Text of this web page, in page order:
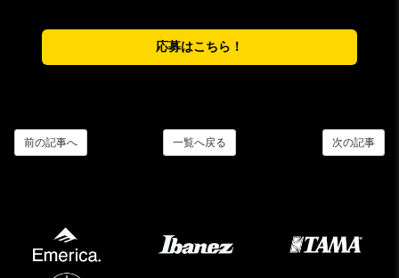
応募はこちら！
次の記事
一覧へ戻る
前の記事へ